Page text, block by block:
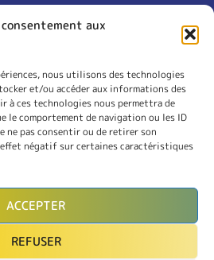
aux
nous utilisons des technologies
et/ou accéder aux informations des
à ces technologies nous permettra de
le comportement de navigation ou les ID
ne pas consentir ou de retirer son
négatif sur certaines caractéristiques
ACCEPTER
REFUSER